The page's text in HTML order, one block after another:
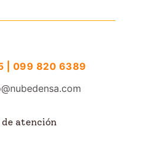
| 099 820 6389
de atención